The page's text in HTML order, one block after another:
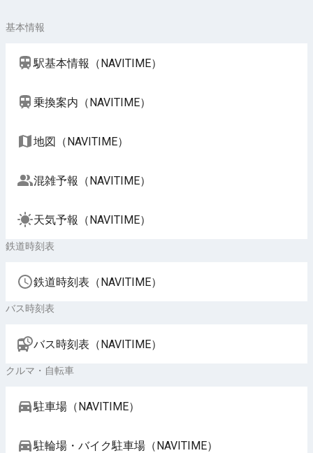
基本情報
駅基本情報（NAVITIME）
乗換案内（NAVITIME）
地図（NAVITIME）
混雑予報（NAVITIME）
天気予報（NAVITIME）
鉄道時刻表
鉄道時刻表（NAVITIME）
バス時刻表
バス時刻表（NAVITIME）
クルマ・自転車
駐車場（NAVITIME）
駐輪場・バイク駐車場（NAVITIME）